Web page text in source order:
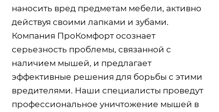
наносить вред предметам мебели, активно
действуя своими лапками и зубами.
Компания ПроКомфорт осознает
серьезность проблемы, связанной с
наличием мышей, и предлагает
эффективные решения для борьбы с этими
вредителями. Наши специалисты проведут
профессиональное уничтожение мышей в